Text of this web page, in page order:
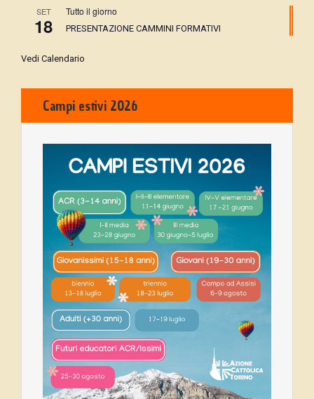
SET
18
Tutto il giorno
PRESENTAZIONE CAMMINI FORMATIVI
Vedi Calendario
Campi estivi 2026